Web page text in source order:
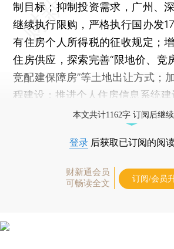
制目标；抑制投资需求，广州、
继续执行限购，严格执行国办发
有住房个人所得税的征收规定；
住房供应，探索完善“限地价、竞
竞配建保障房”等土地出让方式；
程建设；推进个人住房信息系统建
本文共计1162字 订阅后继
登录 后获取已订阅的阅
财新通会员
可畅读全文
订阅/会员